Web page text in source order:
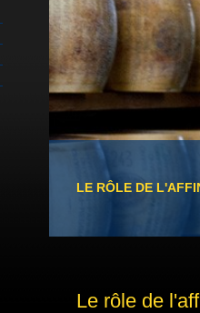
LE RÔLE DE
Le rôle de